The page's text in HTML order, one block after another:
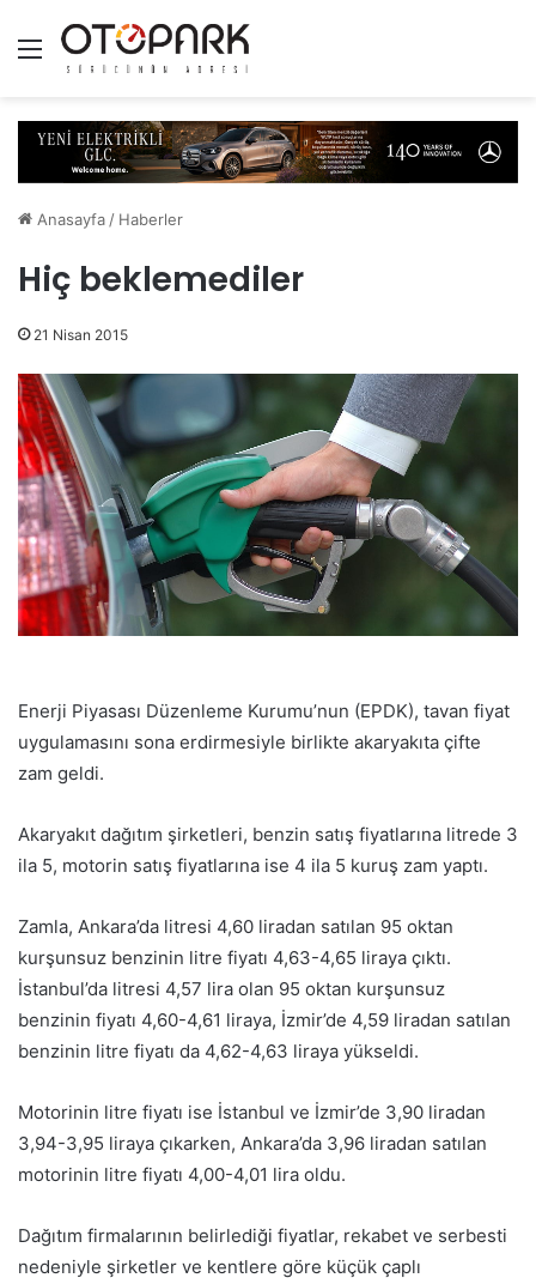
Menü
Anasayfa / Haberler
Hiç beklemediler
21 Nisan 2015
Enerji Piyasası Düzenleme Kurumu’nun (EPDK), tavan fiyat
uygulamasını sona erdirmesiyle birlikte akaryakıta çifte
zam geldi.
Akaryakıt dağıtım şirketleri, benzin satış fiyatlarına litrede 3
ila 5, motorin satış fiyatlarına ise 4 ila 5 kuruş zam yaptı.
Zamla, Ankara’da litresi 4,60 liradan satılan 95 oktan
kurşunsuz benzinin litre fiyatı 4,63-4,65 liraya çıktı.
İstanbul’da litresi 4,57 lira olan 95 oktan kurşunsuz
benzinin fiyatı 4,60-4,61 liraya, İzmir’de 4,59 liradan satılan
benzinin litre fiyatı da 4,62-4,63 liraya yükseldi.
Motorinin litre fiyatı ise İstanbul ve İzmir’de 3,90 liradan
3,94-3,95 liraya çıkarken, Ankara’da 3,96 liradan satılan
motorinin litre fiyatı 4,00-4,01 lira oldu.
Dağıtım firmalarının belirlediği fiyatlar, rekabet ve serbesti
nedeniyle şirketler ve kentlere göre küçük çaplı